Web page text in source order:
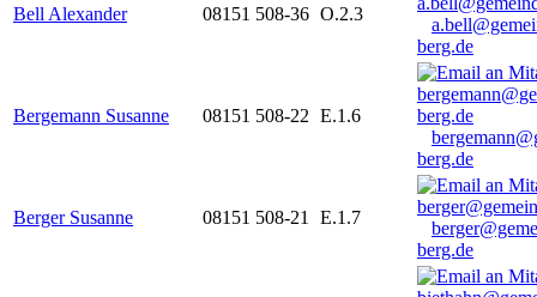
Bell Alexander 08151 508-36 O.2.3
berg.de
Bergemann Susanne 08151 508-22 E.1.6
berg.de
Berger Susanne 08151 508-21 E.1.7
berg.de